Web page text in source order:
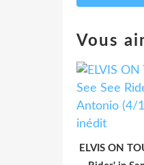
Vous
ELVIS ON